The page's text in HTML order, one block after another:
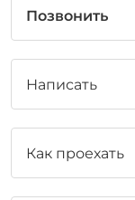
Позвонить
Написать
Как проехать